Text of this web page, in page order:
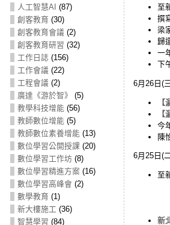
人工智慧AI (87)
創客教育 (30)
創客教育會議 (2)
創客教育研習 (32)
工作日誌 (156)
工作會議 (22)
工程會議 (2)
廣達《游於智》
(5)
教學科技增能(56)
教師數位增能(5)
教師數位素養增能(13)
數位學習公開授課 (20)
數位學習工作坊(8)
數位學習精進方案 (16)
數位學習高峰會 (2)
數學教育 (1)
新大樓施工 (36)
智慧學習 (84)
至
撰
梁
歸
一
下
6月26日(
今
陳
6月25日(
至
新